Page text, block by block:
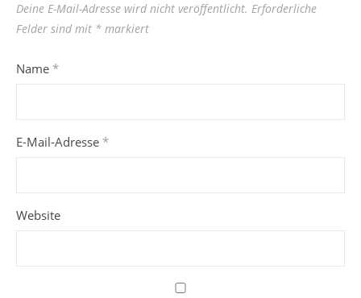
Deine E-Mail-Adresse wird nicht veröffentlicht. Erforderliche
Felder sind mit * markiert
Name *
E-Mail-Adresse *
Website